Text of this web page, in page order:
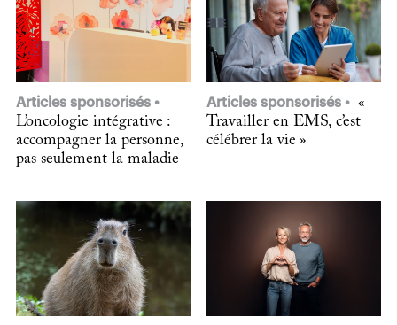
Articles sponsorisés
L’oncologie intégrative :
accompagner la personne,
pas seulement la maladie
Articles sponsorisés
«
Travailler en EMS, c’est
célébrer la vie »